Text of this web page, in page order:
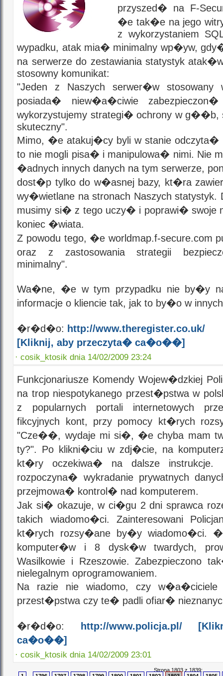
przyszed� na F-
�e tak�e na jego
z wykorzystaniem
wypadku, atak mia� minimalny wp�yw,
na serwerze do zestawiania statystyk
stosowny komunikat:
"Jeden z Naszych serwer�w stosowany
posiada� niew�a�ciwie
wykorzystujemy strategi� ochrony w
skuteczny".
Mimo, �e atakuj�cy byli w stanie odczyta�
to nie mogli pisa� i manipulowa� nimi. Nie
�adnych innych danych na tym serwerze,
dost�p tylko do w�asnej bazy, kt�ra
wy�wietlane na stronach Naszych
musimy si� z tego uczy� i poprawi� swoje
koniec �wiata.
Z powodu tego, �e worldmap.f-secure.com
oraz z zastosowania strategii
minimalny".
Wa�ne, �e w tym przypadku nie by�y
informacje o kliencie tak, jak to by�o w
�r�d�o: http://www.theregister.co.uk/
[Kliknij, aby przeczyta� ca�o��]
· cosik_ktosik dnia 14/02/2009 23:24
Funkcjonariusze Komendy Wojew�dzkiej
na trop niespotykanego przest�pstwa w
z popularnych portali internetowych
fikcyjnych kont, przy pomocy kt�rych
"Cze��, wydaje mi si�, �e chyba mam
ty?". Po klikni�ciu w zdj�cie, na
kt�ry oczekiwa� na dalsze instrukcje.
rozpoczyna� wykradanie prywatnych
przejmowa� kontrol� nad komputerem.
Jak si� okazuje, w ci�gu 2 dni sprawca
takich wiadomo�ci. Zainteresowani
kt�rych rozsy�ane by�y wiadomo�ci.
komputer�w i 8 dysk�w twardych,
Wasilkowie i Rzeszowie. Zabezpieczono
nielegalnym oprogramowaniem.
Na razie nie wiadomo, czy w�a�ciciele
przest�pstwa czy te� padli ofiar�
�r�d�o: http://www.policja.pl/
ca�o��]
· cosik_ktosik dnia 14/02/2009 23:01
Strona 1803 z 1839: